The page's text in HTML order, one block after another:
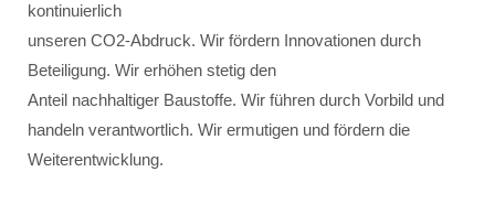
kontinuierlich
unseren CO2-Abdruck. Wir fördern Innovationen durch
Beteiligung. Wir erhöhen stetig den
Anteil nachhaltiger Baustoffe. Wir führen durch Vorbild und
handeln verantwortlich. Wir ermutigen und fördern die
Weiterentwicklung.